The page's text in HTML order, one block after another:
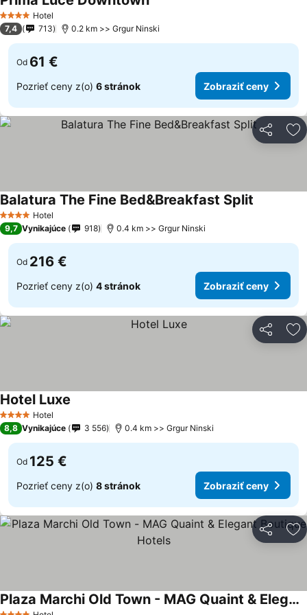
4 Počet hviezdičiek
Hotel
Zobraziť ceny
7,4 713 0.2 km >> Grgur Ninski
Od 61 €
Pozrieť ceny z(o) 6 stránok Zobraziť ceny
Zdieľať
4 Počet hviezdičiek
Hotel
Balatura The Fine Bed&Breakfast Split
9,7 Vynikajúce 918 0.4 km >> Grgur Ninski
Od 216 €
Pozrieť ceny z(o) 4 stránok Zobraziť ceny
Zdieľať
4 Počet hviezdičiek
Hotel
Hotel Luxe
8,8 Vynikajúce 3 556 0.4 km >> Grgur Ninski
Od 125 €
Pozrieť ceny z(o) 8 stránok Zobraziť ceny
Zdieľať
Plaza Marchi Old Town - MAG Quaint & Elegant Boutique Hotels